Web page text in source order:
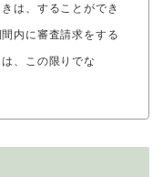
は、することができ
内に審査請求をする
、この限りでな